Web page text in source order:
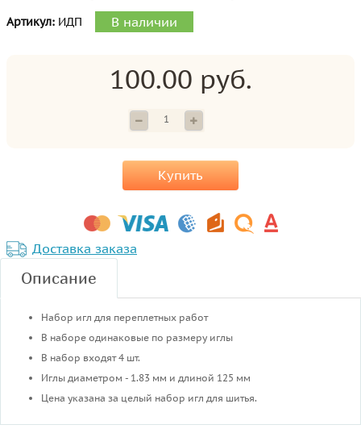
Артикул: ИДП В наличии
100.00 руб.
Купить
Доставка заказа
Описание
Набор игл для переплетных работ
В наборе одинаковые по размеру иглы
В набор входят 4 шт.
Иглы диаметром - 1.83 мм и длиной 125 мм
Цена указана за целый набор игл для шитья.